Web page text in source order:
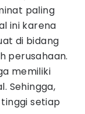
paling
ini karena
di bidang
perusahaan.
memiliki
Sehingga,
setiap